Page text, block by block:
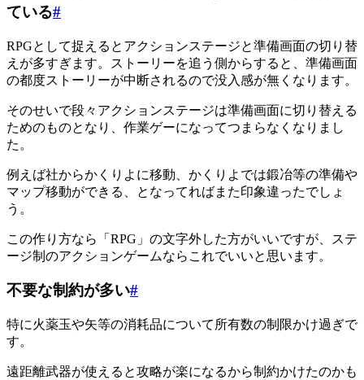
ている#
RPGとして捉えるとアクションステージと準備画面の切り替
えが多すぎます。ストーリーを追う側からすると、準備画面
の都度ストーリーが中断されるので没入感が無くなります。
そのせいで段々アクションステージは準備画面に切り替える
ためのものとなり、作業ゲーになってつまらなくなりまし
た。
例えば社からかくりよに移動、かくりよでは鍛冶等の準備や
マップ移動ができる、となってればまた印象違ったでしょ
う。
この作り方なら「RPG」の文字外した方がいいですが、ステ
ージ制のアクションゲームならこれでいいと思います。
不要な制約が多い#
特に火薬玉や矢等の消耗品について所有数の制限かけ過ぎで
す。
遠距離武器が使えると攻略が楽になるから制約かけたのかも